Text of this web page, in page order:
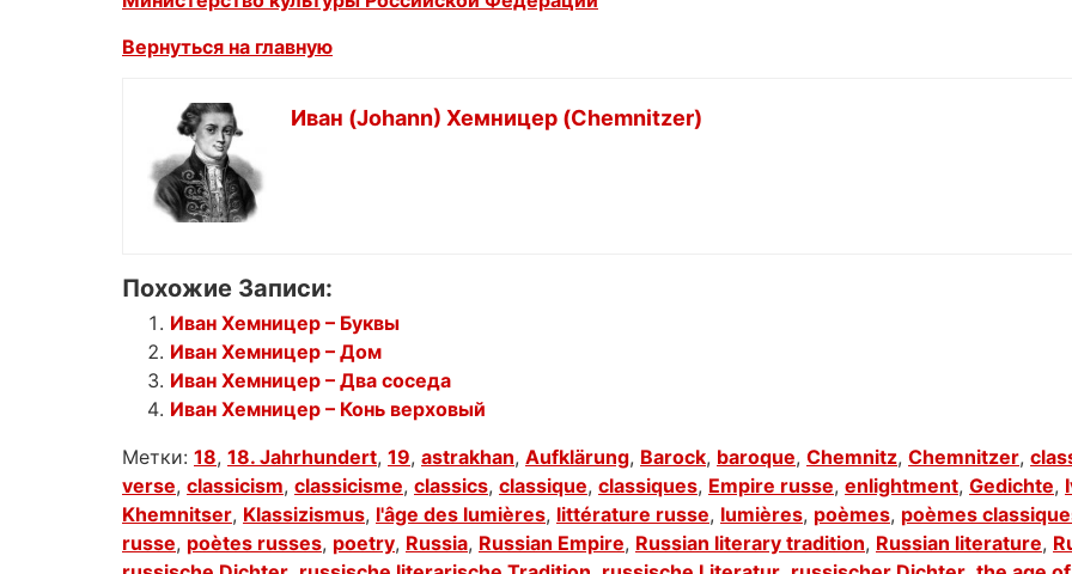
Вернуться на главную
Иван (Johann) Хемницер (Chemnitzer)
Похожие Записи:
Иван Хемницер – Буквы
Иван Хемницер – Дом
Иван Хемницер – Два соседа
Иван Хемницер – Конь верховый
Метки: 18, 18. Jahrhundert, 19, astrakhan, Aufklärung, Barock, baroque, Chemnitz, Chemnitzer,
verse, classicism, classicisme, classics, classique, classiques, Empire russe, enlightment, Gedichte,
Khemnitser, Klassizismus, l'âge des lumières, littérature russe, lumières, poèmes, poèmes
russe, poètes russes, poetry, Russia, Russian Empire, Russian literary tradition, Russian literature,